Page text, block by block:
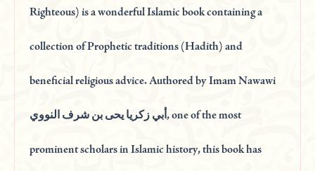
Righteous) is a wonderful Islamic book containing a
collection of Prophetic traditions (Hadith) and
beneficial religious advice. Authored by Imam Nawawi
أبي زكريا يحى بن شرف النووي, one of the most
prominent scholars in Islamic history, this book has